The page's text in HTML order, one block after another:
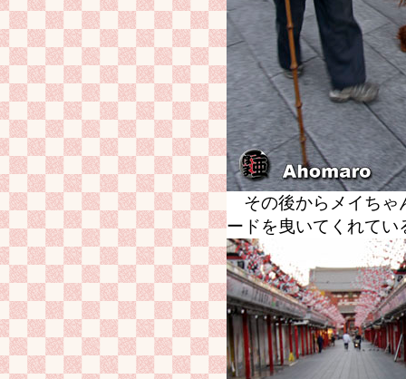
その後からメイちゃ
ードを曳いてくれてい